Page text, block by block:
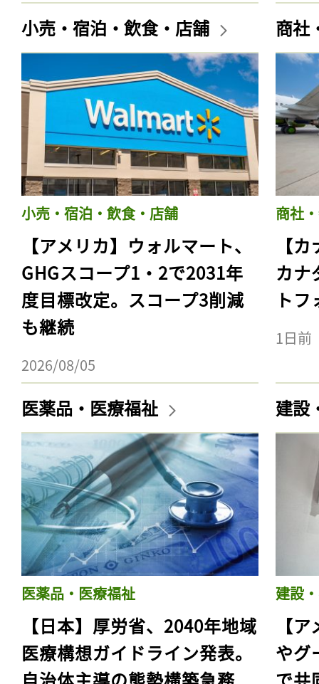
小売・宿泊・飲食・店舗
小売・宿泊・飲食・店舗
【アメリカ】ウォルマート、
GHGスコープ1・2で2031年
度目標改定。スコープ3削減
も継続
2026/08/05
商社
商社
【
カナ
ト
1日前
医薬品・医療福祉
医薬品・医療福祉
【日本】厚労省、2040年地域
医療構想ガイドライン発表。
建設
建設
【
やグ